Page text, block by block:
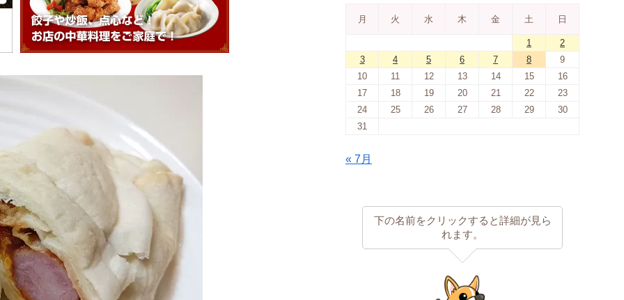
月 火 水 木 金 土 日
1
2
3
4 5 6 7 8
9
10
11 12 13 14 15
16
17
18 19 20 21 22
23
24
25 26 27 28 29
30
31
« 7月
下の名前をクリックすると詳細が見ら
れます。